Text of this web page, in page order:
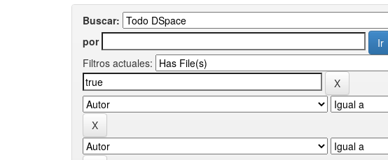
Buscar:
por
Filtros actuales: